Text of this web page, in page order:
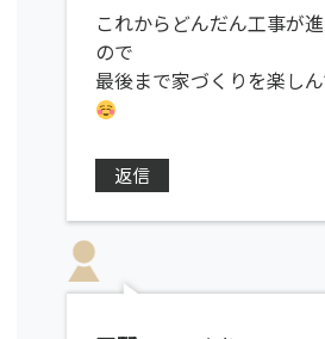
これからどんだん工事が
ので
最後まで家づくりを楽し
返信